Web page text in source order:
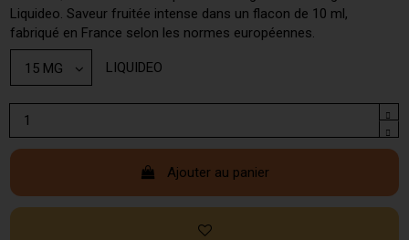
Liquideo. Saveur fruitée intense dans un flacon de 10 ml,
fabriqué en France selon les normes européennes.
LIQUIDEO
Ajouter au panier